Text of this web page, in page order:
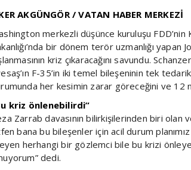
AKGÜNGÖR / VATAN HABER MERKEZİ
merkezli düşünce kuruluşu FDD’nin
bir dönem terör uzmanlığı
kriz çıkaracağını savundu.
F-35’in iki temel bileşeninin tek
her kesimin zarar göreceğini ve 12
kriz önlenebilirdi”
Zarrab davasının bilirkişilerinden biri olan
bana bu bileşenler için acil durum
herhangi bir gözlemci bile bu krizi
dedi.